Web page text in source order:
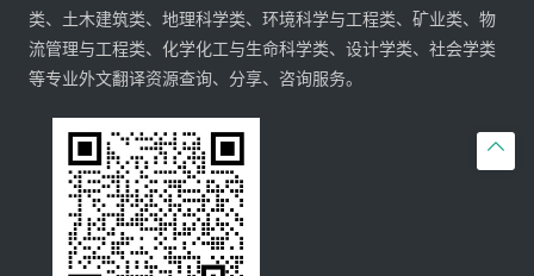

类、土木建筑类、地理科学类、环境科学与工程类、矿业类、物
流管理与工程类、化学化工与生命科学类、设计学类、社会学类
等专业外文翻译资源查询、分享、咨询服务。